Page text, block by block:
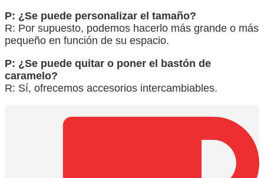
P: ¿Se puede personalizar el tamaño?
R: Por supuesto, podemos hacerlo más grande o más
pequeño en función de su espacio.
P: ¿Se puede quitar o poner el bastón de
caramelo?
R: Sí, ofrecemos accesorios intercambiables.